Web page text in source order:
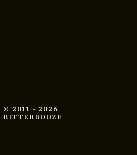
© 2011 - 2026
BITTERBOOZE